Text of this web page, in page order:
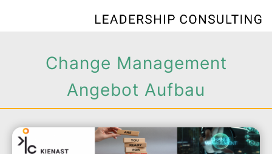
Change Management
Angebot Aufbau